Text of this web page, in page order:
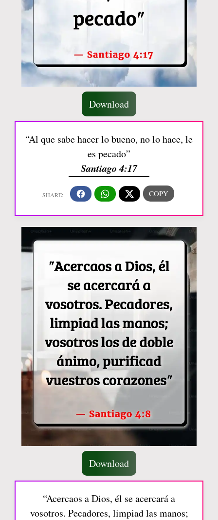
Download
“Al que sabe hacer lo bueno, no lo hace, le
es pecado”
Santiago 4:17
Download
“Acercaos a Dios, él se acercará a
vosotros. Pecadores, limpiad las manos;